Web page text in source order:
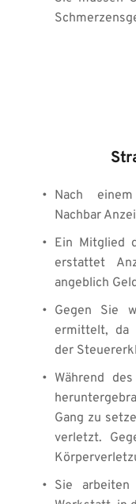
Nach
Nachbar
Ein Mitglied
erstattet
angeblich
Gegen Sie
ermittelt, da
der
Während
Gang zu
verletzt.
Sie